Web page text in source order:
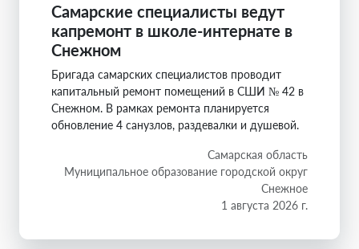
Самарские специалисты ведут
капремонт в школе-интернате в
Снежном
Бригада самарских специалистов проводит
капитальный ремонт помещений в СШИ № 42 в
Снежном. В рамках ремонта планируется
обновление 4 санузлов, раздевалки и душевой.
Самарская область
Муниципальное образование городской округ
Снежное
1 августа 2026 г.